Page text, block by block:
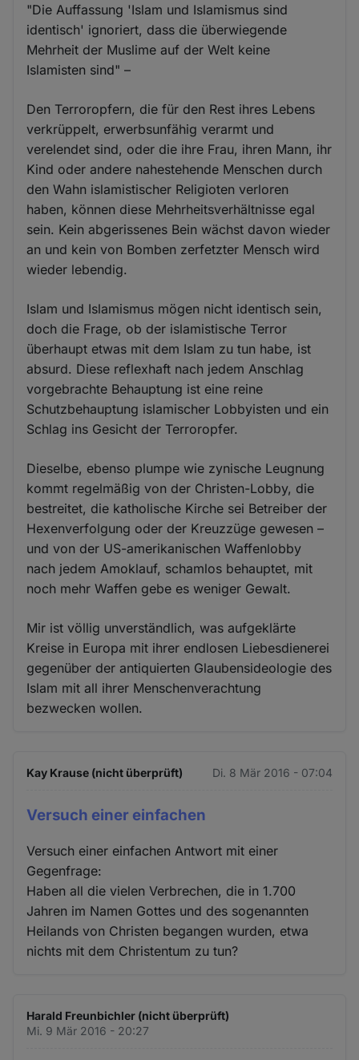
"Die Auffassung 'Islam und Islamismus sind
identisch' ignoriert, dass die überwiegende
Mehrheit der Muslime auf der Welt keine
Islamisten sind" –
Den Terroropfern, die für den Rest ihres Lebens
verkrüppelt, erwerbsunfähig verarmt und
verelendet sind, oder die ihre Frau, ihren Mann, ihr
Kind oder andere nahestehende Menschen durch
den Wahn islamistischer Religioten verloren
haben, können diese Mehrheitsverhältnisse egal
sein. Kein abgerissenes Bein wächst davon wieder
an und kein von Bomben zerfetzter Mensch wird
wieder lebendig.
Islam und Islamismus mögen nicht identisch sein,
doch die Frage, ob der islamistische Terror
überhaupt etwas mit dem Islam zu tun habe, ist
absurd. Diese reflexhaft nach jedem Anschlag
vorgebrachte Behauptung ist eine reine
Schutzbehauptung islamischer Lobbyisten und ein
Schlag ins Gesicht der Terroropfer.
Dieselbe, ebenso plumpe wie zynische Leugnung
kommt regelmäßig von der Christen-Lobby, die
bestreitet, die katholische Kirche sei Betreiber der
Hexenverfolgung oder der Kreuzzüge gewesen –
und von der US-amerikanischen Waffenlobby
nach jedem Amoklauf, schamlos behauptet, mit
noch mehr Waffen gebe es weniger Gewalt.
Mir ist völlig unverständlich, was aufgeklärte
Kreise in Europa mit ihrer endlosen Liebesdienerei
gegenüber der antiquierten Glaubensideologie des
Islam mit all ihrer Menschenverachtung
bezwecken wollen.
Kay Krause (nicht überprüft) Di. 8 Mär 2016 - 07:04
Versuch einer einfachen
Versuch einer einfachen Antwort mit einer
Gegenfrage:
Haben all die vielen Verbrechen, die in 1.700
Jahren im Namen Gottes und des sogenannten
Heilands von Christen begangen wurden, etwa
nichts mit dem Christentum zu tun?
Harald Freunbichler (nicht überprüft)
Mi. 9 Mär 2016 - 20:27